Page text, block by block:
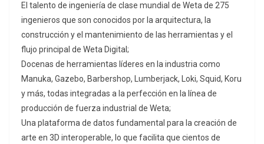
El talento de ingeniería de clase mundial de Weta de 275
ingenieros que son conocidos por la arquitectura, la
construcción y el mantenimiento de las herramientas y el
flujo principal de Weta Digital;
Docenas de herramientas líderes en la industria como
Manuka, Gazebo, Barbershop, Lumberjack, Loki, Squid, Koru
y más, todas integradas a la perfección en la línea de
producción de fuerza industrial de Weta;
Una plataforma de datos fundamental para la creación de
arte en 3D interoperable, lo que facilita que cientos de